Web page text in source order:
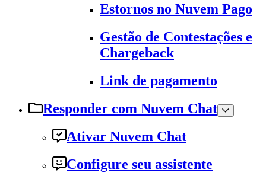
Estornos no Nuvem Pago
Gestão de Contestações e
Chargeback
Link de pagamento
Responder com Nuvem Chat
Ativar Nuvem Chat
Configure seu assistente